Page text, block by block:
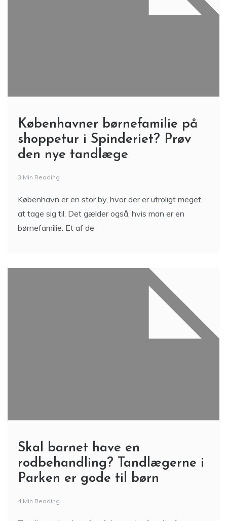
Københavner børnefamilie på
shoppetur i Spinderiet? Prøv
den nye tandlæge
3 Min Reading
København er en stor by, hvor der er utroligt meget
at tage sig til. Det gælder også, hvis man er en
børnefamilie. Et af de
Skal barnet have en
rodbehandling? Tandlægerne i
Parken er gode til børn
4 Min Reading